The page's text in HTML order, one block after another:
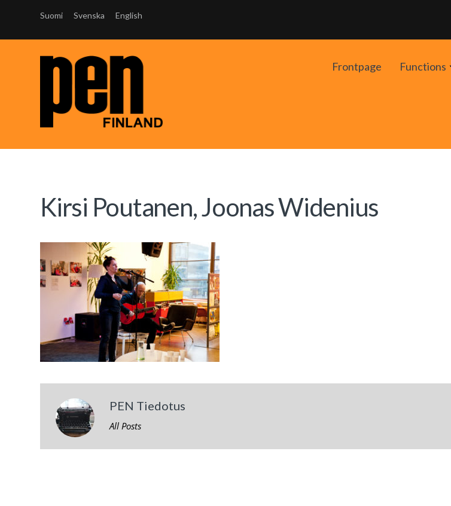
Suomi Svenska English
Frontpage Functions
Kirsi Poutanen, Joonas Widenius
PEN Tiedotus
All Posts